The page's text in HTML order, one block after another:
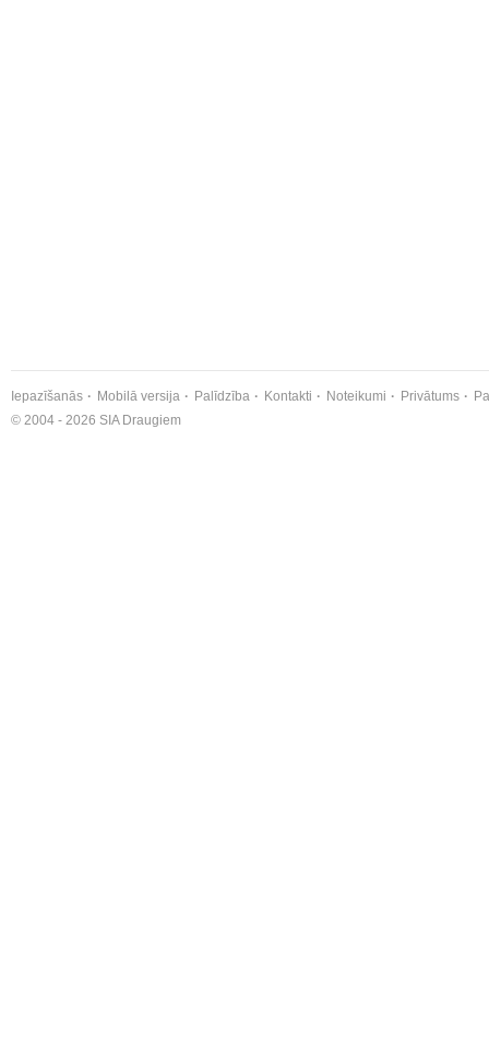
Iepazīšanās Mobilā versija Palīdzība Kontakti Noteikumi Privātums
© 2004 - 2026 SIA Draugiem